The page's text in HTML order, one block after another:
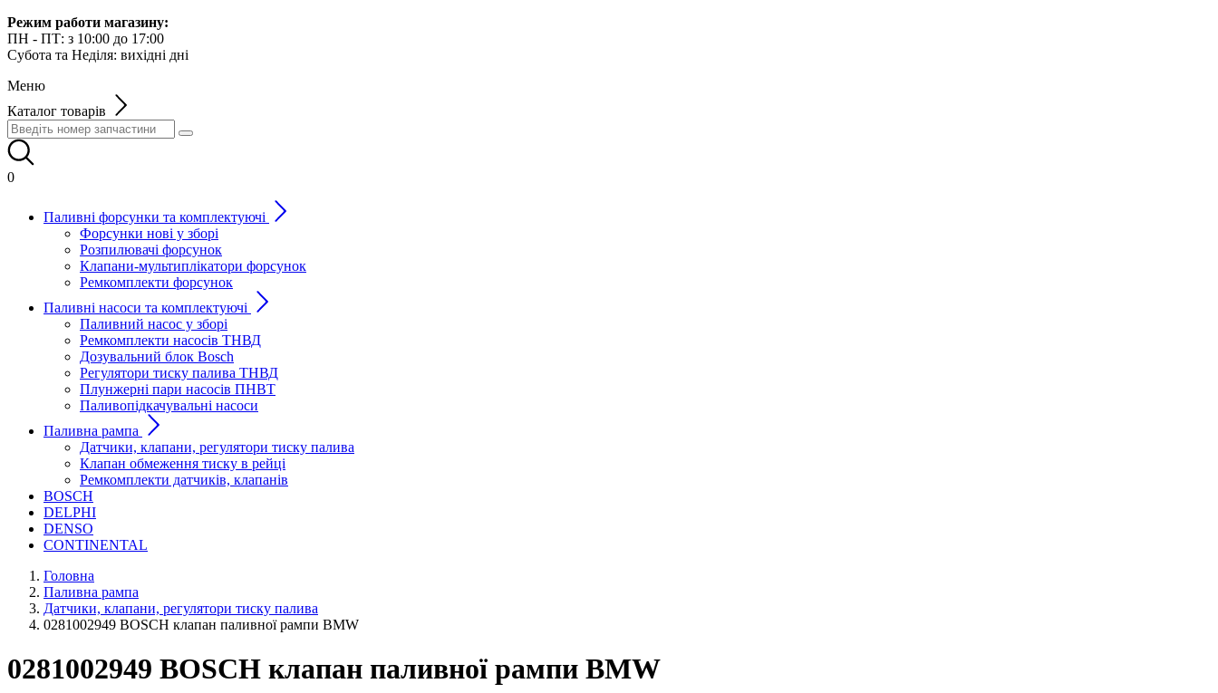
Режим работи магазину:
ПН - ПТ: з 10:00 до 17:00
Субота та Неділя: вихідні дні
Меню
Каталог товарів
0
Паливні форсунки та комплектуючі
Форсунки нові у зборі
Розпилювачі форсунок
Клапани-мультиплікатори форсунок
Ремкомплекти форсунок
Паливні насоси та комплектуючі
Паливний насос у зборі
Ремкомплекти насосів ТНВД
Дозувальний блок Bosch
Регулятори тиску палива ТНВД
Плунжерні пари насосів ПНВТ
Паливопідкачувальні насоси
Паливна рампа
Датчики, клапани, регулятори тиску палива
Клапан обмеження тиску в рейці
Ремкомплекти датчиків, клапанів
BOSCH
DELPHI
DENSO
CONTINENTAL
Головна
Паливна рампа
Датчики, клапани, регулятори тиску палива
0281002949 BOSCH клапан паливної рампи BMW
0281002949 BOSCH клапан паливної рампи BMW